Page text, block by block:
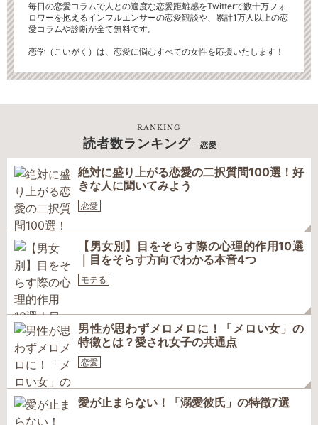
毎日の恋愛コラムで人との適度な恋愛距離感をTwitterで数十万フォ
ロワーを抱えるインフルエンサーの恋愛観談や、累計1万人以上の恋
愛コラムや診断が全て無料です。
恋学（こいがく）は、恋愛に悩むすべての女性を応援いたします！
RANKING
読者数ランキング - 恋愛
絶対に盛り上がる恋愛の二択質問100選！好
きな人に聞いてみよう
恋愛
【男女別】目をそらす際の心理的作用10選
｜目をそらす方向でわかる本音4つ
モテる
男性が思わずメロメロに！「メロい女」の
特徴とは？愛され女子の共通点
恋愛
愛が止まらない！「溺愛彼氏」の特徴7選